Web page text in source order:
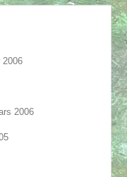
2006
2006